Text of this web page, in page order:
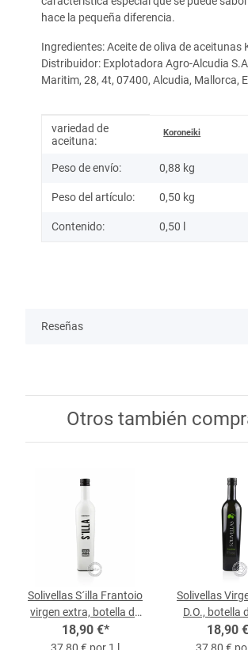
hace la pequeña diferencia.
Ingredientes: Aceite de oliva de aceitunas
Distribuidor: Explotadora Agro-Alcudia
Maritim, 28, 4t, 07400, Alcudia, Mallorca,
Información del artículo
Valor
variedad de
aceituna:
Koroneiki
Peso de envío: 0,88 kg
Peso del artículo: 0,50 kg
Contenido: 0,50 l
Reseñas
Otros también
Solivellas S´illa Frantoio
virgen extra, botella de
0,5 l
18,90 €*
Solivellas
D.O., botella
18,90 €